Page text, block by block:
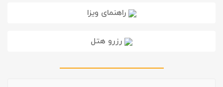
راهنمای ویزا
رزرو هتل